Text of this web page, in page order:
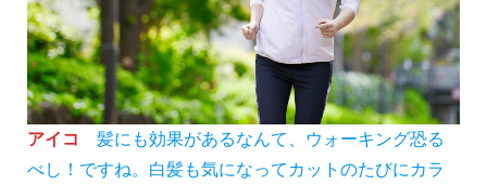
アイコ
髪にも効果があるなんて、ウォーキング恐る
べし！ですね。白髪も気になってカットのたびにカラ